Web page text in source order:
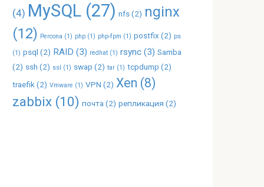
(4) MySQL (27) nfs(2) nginx
(12) Percona (1) php (1) php-fpm (1) postfix (2) ps
(1) psql (2) RAID (3) redhat (1) rsync (3) Samba
(2) ssh (2) ssl (1) swap (2) tar (1) tcpdump (2)
traefik (2) Vmware (1) VPN (2) Xen (8)
zabbix (10) почта (2) репликация (2)